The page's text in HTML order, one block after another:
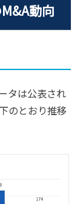
動向
タは公表され
のとおり推移